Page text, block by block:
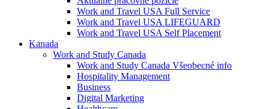
Work and Travel USA Full Service
Work and Travel USA LIFEGUARD
Work and Travel USA Self Placement
Kanada
Work and Study Canada
Work and Study Canada Všeobecné info
Hospitality Management
Business
Digital Marketing